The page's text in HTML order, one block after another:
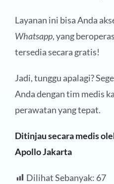
Layanan ini bisa Anda
Whatsapp, yang
tersedia secara gratis!
Jadi, tunggu apalagi?
Anda dengan tim medis
perawatan yang tepat.
Ditinjau secara medis
Apollo Jakarta
Dilihat Sebanyak: 67